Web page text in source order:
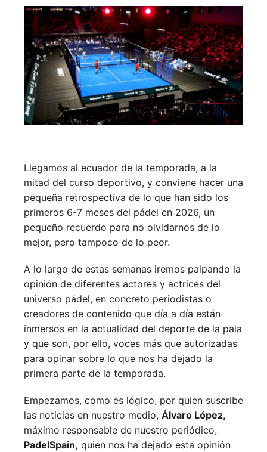
Llegamos al ecuador de la temporada, a la
mitad del curso deportivo, y conviene hacer una
pequeña retrospectiva de lo que han sido los
primeros 6-7 meses del pádel en 2026, un
pequeño recuerdo para no olvidarnos de lo
mejor, pero tampoco de lo peor.
A lo largo de estas semanas iremos palpando la
opinión de diferentes actores y actrices del
universo pádel, en concreto periodistas o
creadores de contenido que día a día están
inmersos en la actualidad del deporte de la pala
y que son, por ello, voces más que autorizadas
para opinar sobre lo que nos ha dejado la
primera parte de la temporada.
Empezamos, como es lógico, por quien suscribe
las noticias en nuestro medio, Álvaro López,
máximo responsable de nuestro periódico,
PadelSpain, quien nos ha dejado esta opinión